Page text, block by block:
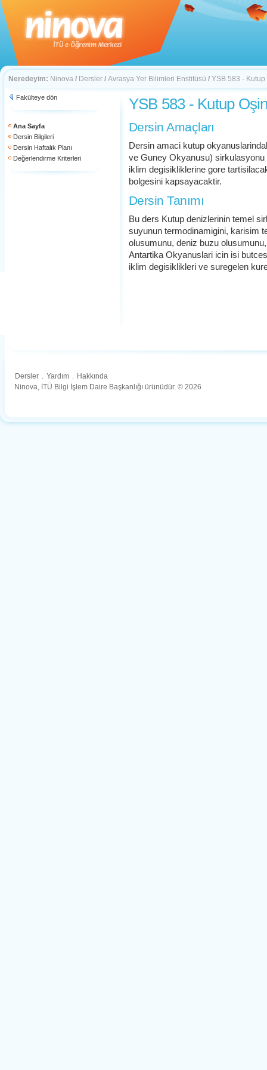
Neredeyim: Ninova / Dersler / Avrasya Yer Bilimleri Enstitüsü / YSB 583 -
Fakülteye dön
Ana Sayfa
Dersin Bilgileri
Dersin Haftalık Planı
Değerlendirme Kriterleri
YSB 583 - Kutup
Dersin Amaçları
Dersin amaci kutup
ve Guney Okyanusu)
iklim degisikliklerine gore
bolgesini kapsayacaktir.
Dersin Tanımı
Bu ders Kutup denizlerinin temel
suyunun termodinamigini, karisim
olusumunu, deniz buzu
Antartika Okyanuslari icin isi
iklim degisiklikleri ve suregelen
Dersler . Yardım . Hakkında
Ninova, İTÜ Bilgi İşlem Daire Başkanlığı ürünüdür. © 2026